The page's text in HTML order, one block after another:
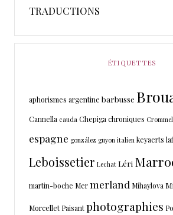
TRADUCTIONS
ÉTIQUETTES
aphorismes argentine barbusse
Cannella cauda Chepigachroniques
espagne gonzález guyon italien keyaerts
Leboissetier Lechat Léri
martin-boche Mermerland Mihaylova
Morcellet Paisantphotographies